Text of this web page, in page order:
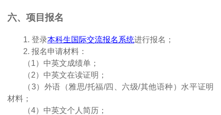
六、项目报名
1. 登录本科生国际交流报名系统进行报名；
2. 报名申请材料：
（1）中英文成绩单；
（2）中英文在读证明；
（3）外语（雅思/托福/四、六级/其他语种）水平证明
材料；
（4）中英文个人简历；